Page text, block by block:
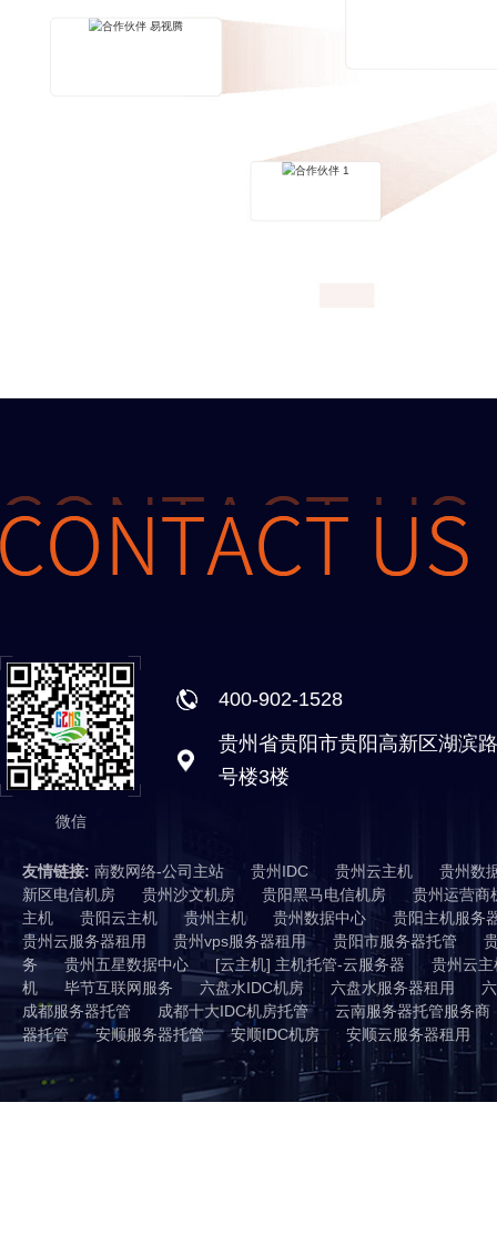
微信
400-902-1528
贵州省贵阳市贵阳高新区湖滨
号楼3楼
友情链接: 南数网络-公司主站 贵州IDC 贵州云主机
贵州数
新区电信机房
贵州沙文机房 贵阳黑马电信机房
贵州运营商
主机
贵阳云主机 贵州主机 贵州数据中心
贵阳主机服务
贵州云服务器租用
贵州vps服务器租用 贵阳市服务器托管
务
贵州五星数据中心 [云主机] 主机托管-云服务器
贵州云主
机
毕节互联网服务 六盘水IDC机房 六盘水服务器租用
成都服务器托管
成都十大IDC机房托管
云南服务器托管服务商
器托管
安顺服务器托管 安顺IDC机房 安顺云服务器租用